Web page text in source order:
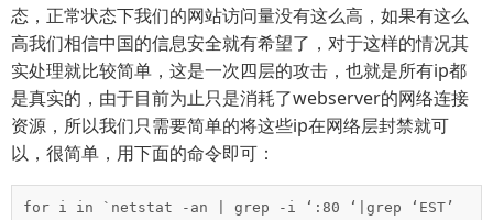
态，正常状态下我们的网站访问量没有这么高，如果有这么
高我们相信中国的信息安全就有希望了，对于这样的情况其
实处理就比较简单，这是一次四层的攻击，也就是所有ip都
是真实的，由于目前为止只是消耗了webserver的网络连接
资源，所以我们只需要简单的将这些ip在网络层封禁就可
以，很简单，用下面的命令即可：
for i in `netstat -an | grep -i ‘:80 ‘|grep ‘EST’